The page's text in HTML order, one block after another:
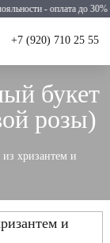
- оплата до 30% ✨
+7 (920) 710 25 55
букет
розы)
хризантем и